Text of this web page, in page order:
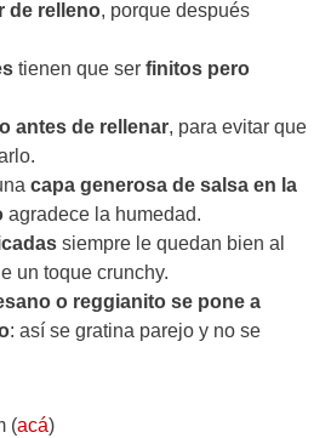
de relleno, porque después
tienen que ser finitos pero
antes de rellenar, para evitar que
capa generosa de salsa en la
agradece la humedad.
siempre le quedan bien al
un toque crunchy.
o reggianito se pone a
: así se gratina parejo y no se
(acá)